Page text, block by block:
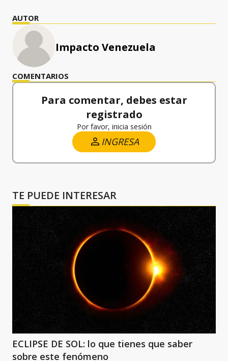
AUTOR
Impacto Venezuela
COMENTARIOS
Para comentar, debes estar
registrado
Por favor, inicia sesión
INGRESA
TE PUEDE INTERESAR
ECLIPSE DE SOL: lo que tienes que saber
sobre este fenómeno